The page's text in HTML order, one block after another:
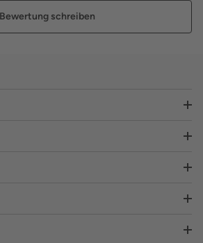
Bewertung schreiben